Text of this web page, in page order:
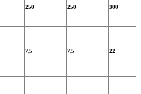
250 250 300
7,5 7,5 22